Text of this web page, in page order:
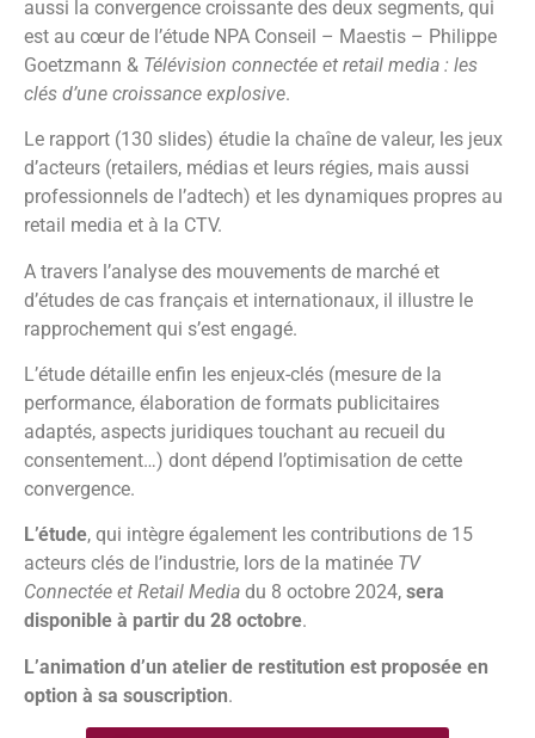
aussi la convergence croissante des deux segments, qui
est au cœur de l’étude NPA Conseil – Maestis – Philippe
Goetzmann & Télévision connectée et retail media : les
clés d’une croissance explosive.
Le rapport (130 slides) étudie la chaîne de valeur, les jeux
d’acteurs (retailers, médias et leurs régies, mais aussi
professionnels de l’adtech) et les dynamiques propres au
retail media et à la CTV.
A travers l’analyse des mouvements de marché et
d’études de cas français et internationaux, il illustre le
rapprochement qui s’est engagé.
L’étude détaille enfin les enjeux-clés (mesure de la
performance, élaboration de formats publicitaires
adaptés, aspects juridiques touchant au recueil du
consentement…) dont dépend l’optimisation de cette
convergence.
L’étude, qui intègre également les contributions de 15
acteurs clés de l’industrie, lors de la matinée TV
Connectée et Retail Media du 8 octobre 2024, sera
disponible à partir du 28 octobre.
L’animation d’un atelier de restitution est proposée en
option à sa souscription.